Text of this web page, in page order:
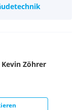
Kevin Zöhrer